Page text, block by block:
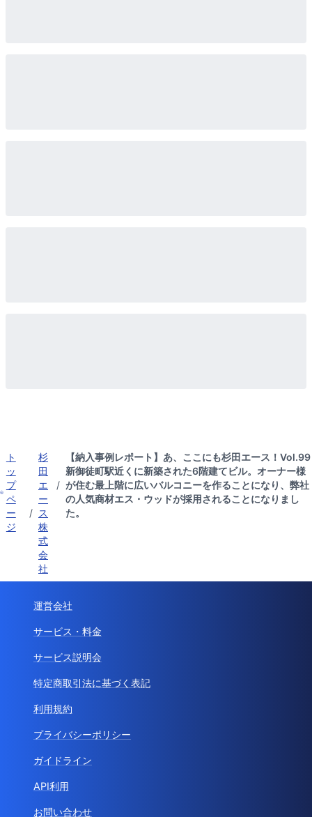
ト
ッ
プ
ペ
ー
ジ
/
杉
田
エ
ー
ス
株
式
会
社
/
【納入事例レポート】あ、ここにも杉田エース！Vol.99
新御徒町駅近くに新築された6階建てビル。オーナー様
が住む最上階に広いバルコニーを作ることになり、弊社
の人気商材エス・ウッドが採用されることになりまし
た。
運営会社
サービス・料金
サービス説明会
特定商取引法に基づく表記
利用規約
プライバシーポリシー
ガイドライン
API利用
お問い合わせ